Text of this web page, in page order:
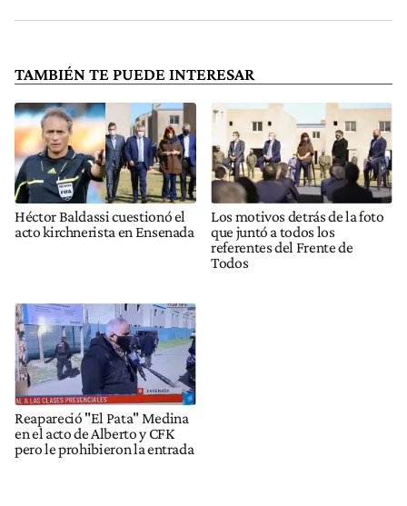
TAMBIÉN TE PUEDE INTERESAR
Héctor Baldassi cuestionó el
acto kirchnerista en Ensenada
Los motivos detrás de la foto
que juntó a todos los
referentes del Frente de
Todos
Reapareció "El Pata" Medina
en el acto de Alberto y CFK
pero le prohibieron la entrada